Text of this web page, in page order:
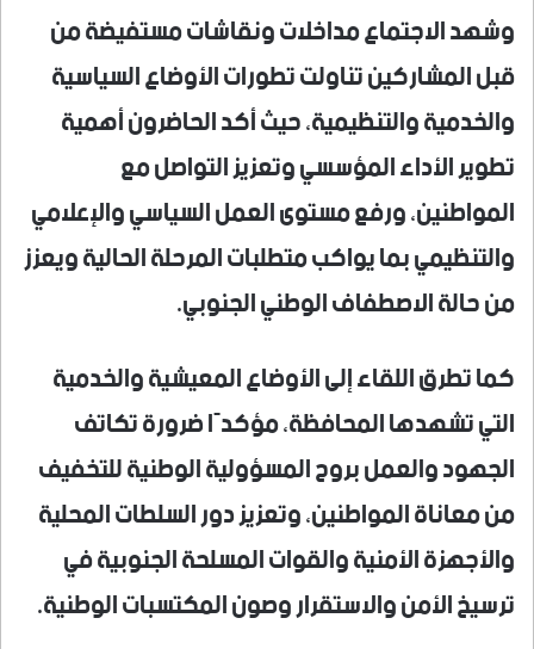
وشهد الاجتماع مداخلات ونقاشات مستفيضة من
قبل المشاركين تناولت تطورات الأوضاع السياسية
والخدمية والتنظيمية، حيث أكد الحاضرون أهمية
تطوير الأداء المؤسسي وتعزيز التواصل مع
المواطنين، ورفع مستوى العمل السياسي والإعلامي
والتنظيمي بما يواكب متطلبات المرحلة الحالية ويعزز
من حالة الاصطفاف الوطني الجنوبي.
كما تطرق اللقاء إلى الأوضاع المعيشية والخدمية
التي تشهدها المحافظة، مؤكدًا ضرورة تكاتف
الجهود والعمل بروح المسؤولية الوطنية للتخفيف
من معاناة المواطنين، وتعزيز دور السلطات المحلية
والأجهزة الأمنية والقوات المسلحة الجنوبية في
ترسيخ الأمن والاستقرار وصون المكتسبات الوطنية.